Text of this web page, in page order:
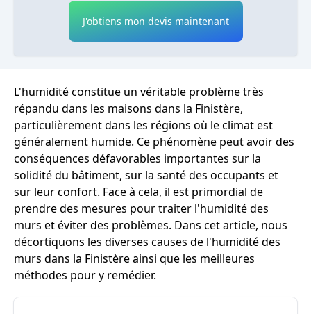
J'obtiens mon devis maintenant
L'humidité constitue un véritable problème très
répandu dans les maisons dans la Finistère,
particulièrement dans les régions où le climat est
généralement humide. Ce phénomène peut avoir des
conséquences défavorables importantes sur la
solidité du bâtiment, sur la santé des occupants et
sur leur confort. Face à cela, il est primordial de
prendre des mesures pour traiter l'humidité des
murs et éviter des problèmes. Dans cet article, nous
décortiquons les diverses causes de l'humidité des
murs dans la Finistère ainsi que les meilleures
méthodes pour y remédier.